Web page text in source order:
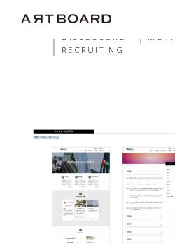
ALL WEB HP
GRAPHIC
DISCLOSURE
RECRUITING